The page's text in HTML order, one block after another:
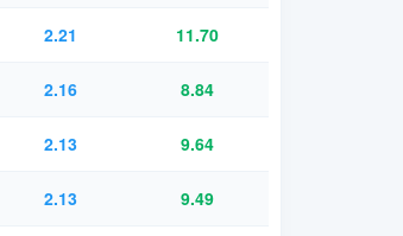
2.21 11.70
2.16 8.84
2.13 9.64
2.13 9.49